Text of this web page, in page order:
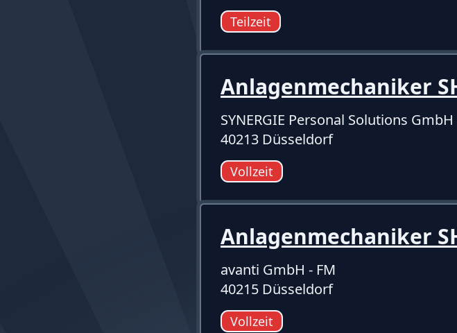
Teilzeit
Anlagenmechaniker
SYNERGIE Personal Solutions
40213 Düsseldorf
Vollzeit
Anlagenmechaniker
avanti GmbH - FM
40215 Düsseldorf
Vollzeit